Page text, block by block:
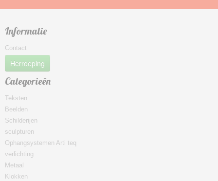
Informatie
Contact
Herroeping
Categorieën
Teksten
Beelden
Schilderijen
sculpturen
Ophangsystemen Arti teq
verlichting
Metaal
Klokken